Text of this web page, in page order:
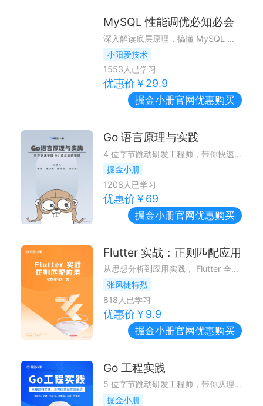
MySQL 性能调优必知必会
深入解读底层原理，搞懂 MySQL 性能优化内幕
小阳爱技术
1553 人已学习
优惠价￥ 29.9
掘金小册官网优惠购买
Go 语言原理与实践
4 位字节跳动研发工程师，带你快速掌握 Go 语言实践精髓
掘金小册
1208 人已学习
优惠价￥ 69
掘金小册官网优惠购买
Flutter 实战：正则匹配应用
从思想分析到应用实践， Flutter 全平台玩转正则表达式 ~
张风捷特烈
818 人已学习
优惠价￥ 9.9
掘金小册官网优惠购买
Go 工程实践
5 位字节跳动研发工程师，带你从理论到实战，全方位掌握实践要点
掘金小册